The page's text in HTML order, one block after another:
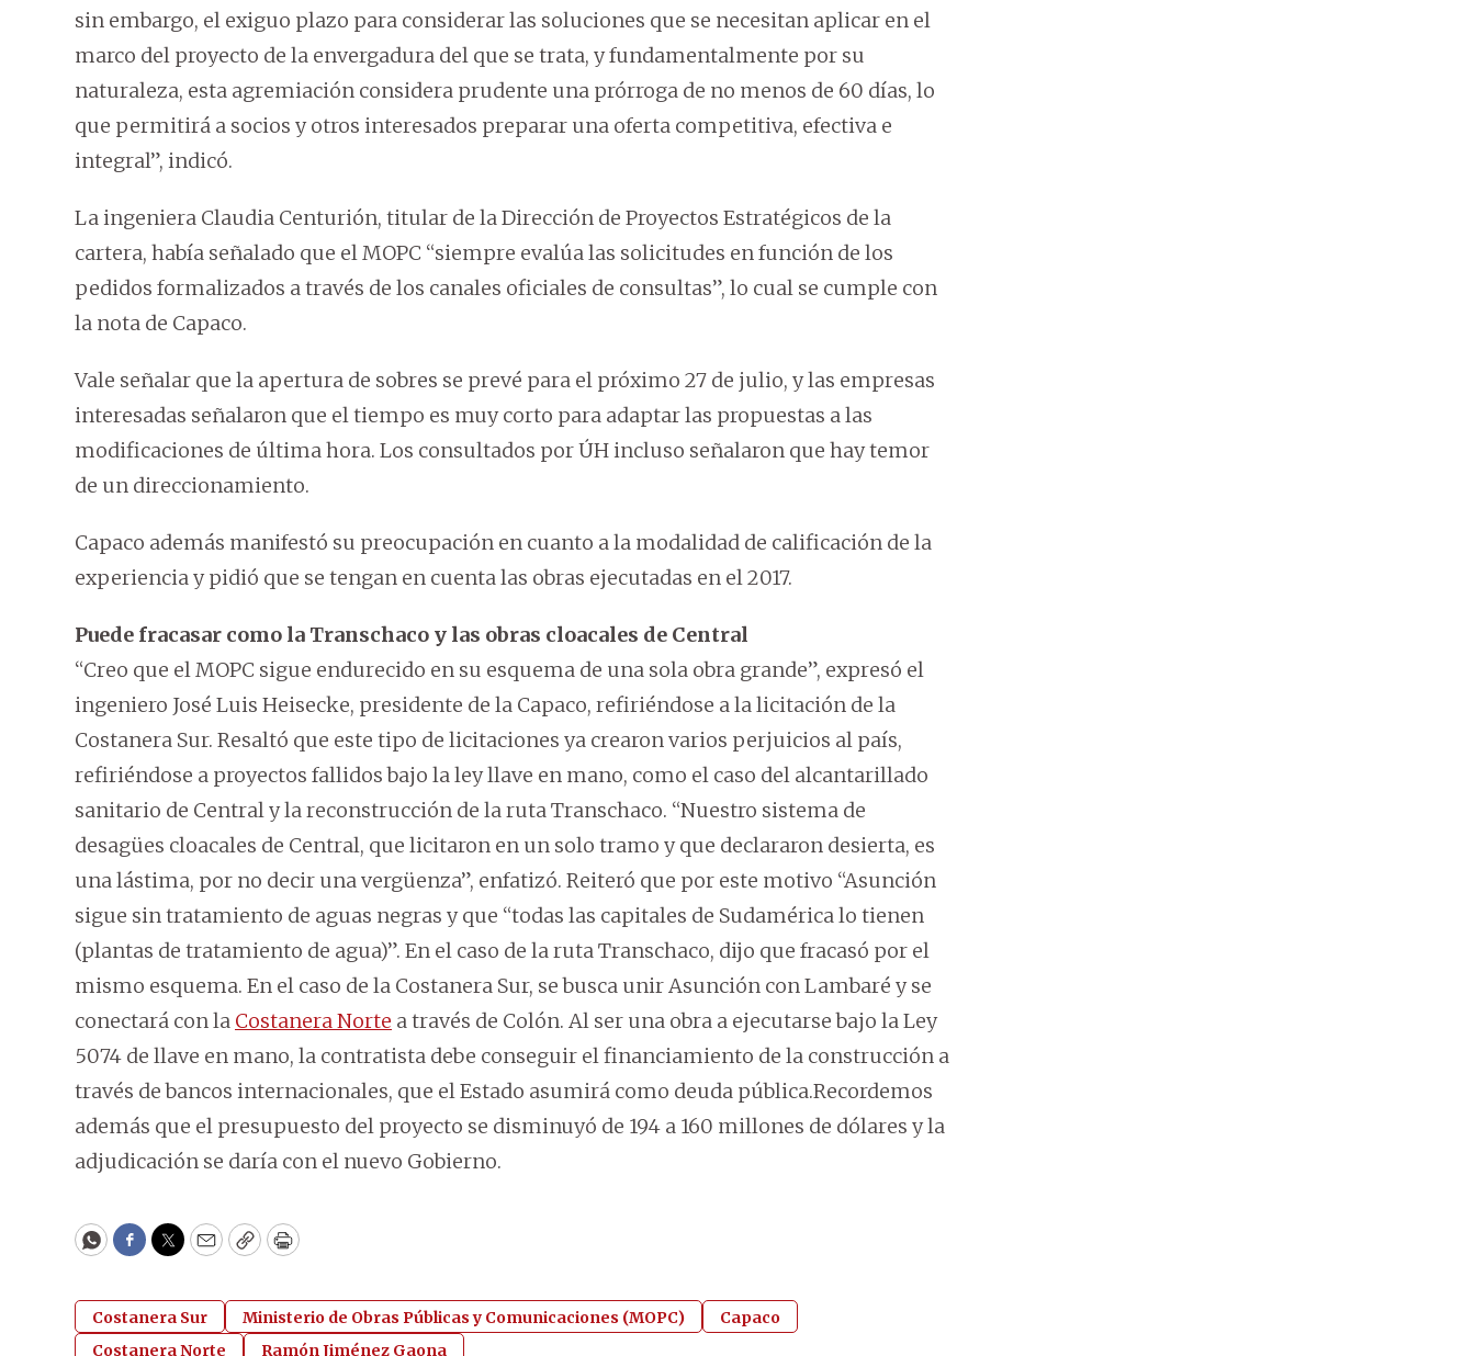
sin embargo, el exiguo plazo para considerar las soluciones que se necesitan aplicar en el
marco del proyecto de la envergadura del que se trata, y fundamentalmente por su
naturaleza, esta agremiación considera prudente una prórroga de no menos de 60 días, lo
que permitirá a socios y otros interesados preparar una oferta competitiva, efectiva e
integral”, indicó.
La ingeniera Claudia Centurión, titular de la Dirección de Proyectos Estratégicos de la
cartera, había señalado que el MOPC “siempre evalúa las solicitudes en función de los
pedidos formalizados a través de los canales oficiales de consultas”, lo cual se cumple con
la nota de Capaco.
Vale señalar que la apertura de sobres se prevé para el próximo 27 de julio, y las empresas
interesadas señalaron que el tiempo es muy corto para adaptar las propuestas a las
modificaciones de última hora. Los consultados por ÚH incluso señalaron que hay temor
de un direccionamiento.
Capaco además manifestó su preocupación en cuanto a la modalidad de calificación de la
experiencia y pidió que se tengan en cuenta las obras ejecutadas en el 2017.
Puede fracasar como la Transchaco y las obras cloacales de Central
“Creo que el MOPC sigue endurecido en su esquema de una sola obra grande”, expresó el
ingeniero José Luis Heisecke, presidente de la Capaco, refiriéndose a la licitación de la
Costanera Sur. Resaltó que este tipo de licitaciones ya crearon varios perjuicios al país,
refiriéndose a proyectos fallidos bajo la ley llave en mano, como el caso del alcantarillado
sanitario de Central y la reconstrucción de la ruta Transchaco. “Nuestro sistema de
desagües cloacales de Central, que licitaron en un solo tramo y que declararon desierta, es
una lástima, por no decir una vergüenza”, enfatizó. Reiteró que por este motivo “Asunción
sigue sin tratamiento de aguas negras y que “todas las capitales de Sudamérica lo tienen
(plantas de tratamiento de agua)”. En el caso de la ruta Transchaco, dijo que fracasó por el
mismo esquema. En el caso de la Costanera Sur, se busca unir Asunción con Lambaré y se
conectará con la Costanera Norte a través de Colón. Al ser una obra a ejecutarse bajo la Ley
5074 de llave en mano, la contratista debe conseguir el financiamiento de la construcción a
través de bancos internacionales, que el Estado asumirá como deuda pública.Recordemos
además que el presupuesto del proyecto se disminuyó de 194 a 160 millones de dólares y la
adjudicación se daría con el nuevo Gobierno.
WhatsApp
Facebook
Twitter
EmailCopyPrint
Costanera Sur Ministerio de Obras Públicas y Comunicaciones (MOPC)
Capaco
Costanera Norte
Ramón Jiménez Gaona